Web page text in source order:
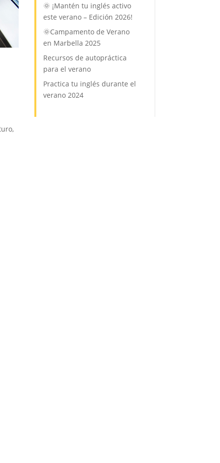
🌞 ¡Mantén tu inglés activo
este verano – Edición 2026!
🌞Campamento de Verano
en Marbella 2025
Recursos de autopráctica
para el verano
Practica tu inglés durante el
verano 2024